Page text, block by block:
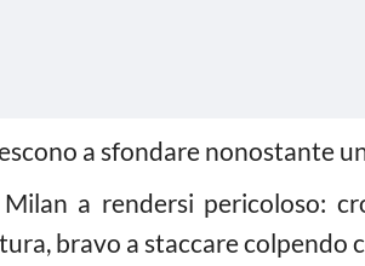
a sfondare nonostante
a rendersi pericoloso:
bravo a staccare colpendo